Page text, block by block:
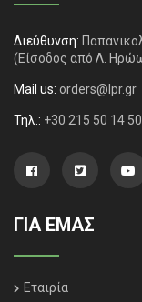
Διεύθυνση:
(Είσοδος από Λ.
Mail us: orders@lpr.gr
Τηλ.: +30 215 50 14
ΓΙΑ ΕΜΑΣ
Εταιρία